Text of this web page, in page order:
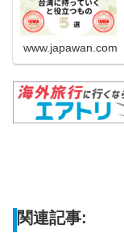
www.japawan.com
関連記事: